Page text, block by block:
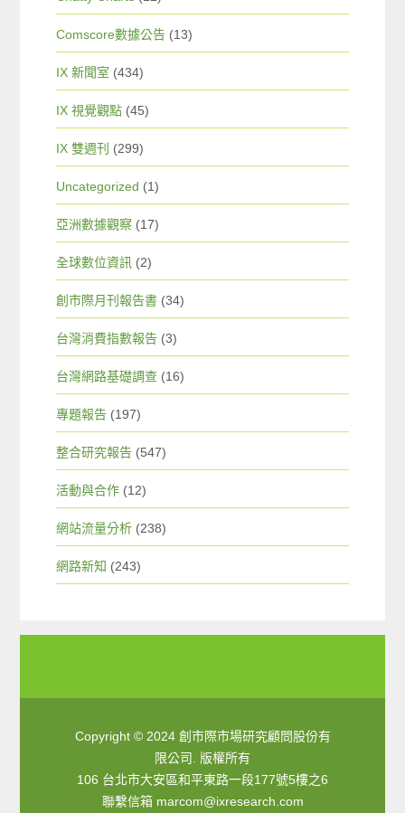
Comscore數據公告 (13)
IX 新聞室 (434)
IX 視覺觀點 (45)
IX 雙週刊 (299)
Uncategorized (1)
亞洲數據觀察 (17)
全球數位資訊 (2)
創市際月刊報告書 (34)
台灣消費指數報告 (3)
台灣網路基礎調查 (16)
專題報告 (197)
整合研究報告 (547)
活動與合作 (12)
網站流量分析 (238)
網路新知 (243)
Copyright © 2024 創市際市場研究顧問股份有
限公司. 版權所有
106 台北市大安區和平東路一段177號5樓之6
聯繫信箱 marcom@ixresearch.com